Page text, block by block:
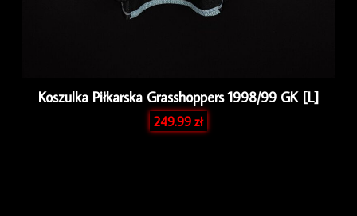
Koszulka Piłkarska Grasshoppers 1998/99 GK [L]
249.99zł